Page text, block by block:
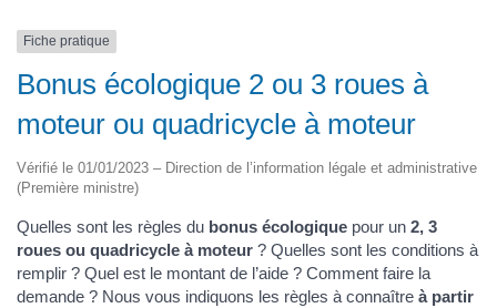
Fiche pratique
Bonus écologique 2 ou 3 roues à
moteur ou quadricycle à moteur
Vérifié le 01/01/2023 – Direction de l’information légale et administrative
(Première ministre)
Quelles sont les règles du bonus écologique pour un 2, 3
roues ou quadricycle à moteur ? Quelles sont les conditions à
remplir ? Quel est le montant de l’aide ? Comment faire la
demande ? Nous vous indiquons les règles à connaître à partir